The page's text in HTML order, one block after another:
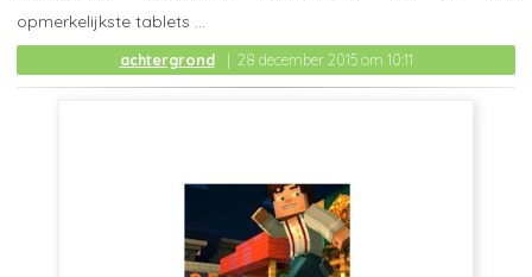
achtergrond 28 december 2015 om 10:11
opmerkelijkste tablets ...